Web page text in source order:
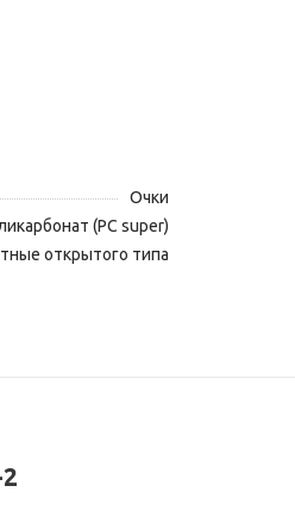
Очки
(РС super)
открытого типа